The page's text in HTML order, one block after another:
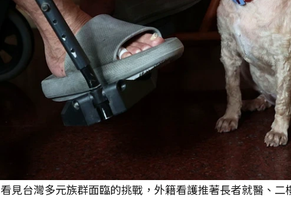
見台灣多元族群面臨的挑戰，外籍看護推著長者就醫、